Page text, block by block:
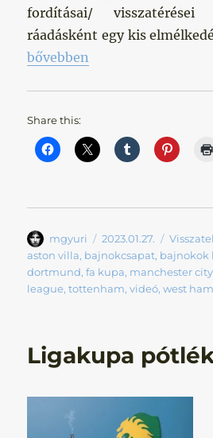
fordításai/ visszatérései
ráadásként egy kis
„Big City Comebacks”
bővebben
Share this:
Szerző
mgyuri Közzétéve
2023.01.27.
aston villa, bajnokcsapat, bajnokok
dortmund,fa kupa, manchester city
league,tottenham,videó,west ham
Ligakupa